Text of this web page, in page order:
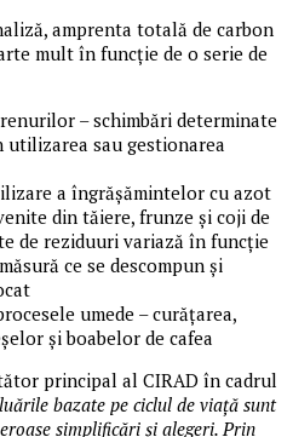
amprenta totală de carbon
mult în funcție de o serie de
– schimbări determinate
sau gestionarea
a îngrășămintelor cu azot
din tăiere, frunze și coji de
de reziduuri variază în funcție
ce se descompun și
umede – curățarea,
și boabelor de cafea
principal al CIRAD în cadrul
bazate pe ciclul de viață sunt
simplificări și alegeri. Prin